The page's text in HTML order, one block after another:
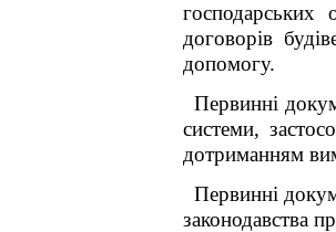
договорів
допомогу.
Первинні
системи,
дотриманням
Первинні
законодавства